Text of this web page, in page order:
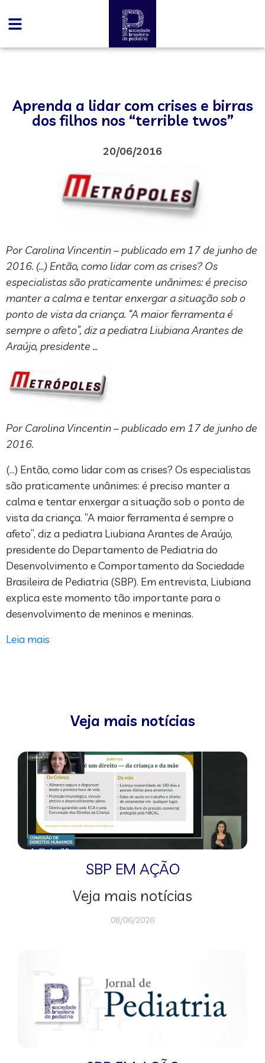
Aprenda a lidar com crises e birras
dos filhos nos “terrible twos”
20/06/2016
Por Carolina Vincentin – publicado em 17 de junho de
2016. (…) Então, como lidar com as crises? Os
especialistas são praticamente unânimes: é preciso
manter a calma e tentar enxergar a situação sob o
ponto de vista da criança. “A maior ferramenta é
sempre o afeto”, diz a pediatra Liubiana Arantes de
Araújo, presidente …
Por Carolina Vincentin – publicado em 17 de junho de
2016.
(…) Então, como lidar com as crises? Os especialistas
são praticamente unânimes: é preciso manter a
calma e tentar enxergar a situação sob o ponto de
vista da criança. “A maior ferramenta é sempre o
afeto”, diz a pediatra Liubiana Arantes de Araújo,
presidente do Departamento de Pediatria do
Desenvolvimento e Comportamento da Sociedade
Brasileira de Pediatria (SBP). Em entrevista, Liubiana
explica este momento tão importante para o
desenvolvimento de meninos e meninas.
Leia mais
Veja mais notícias
SBP EM AÇÃO
Veja mais notícias
08/06/2026